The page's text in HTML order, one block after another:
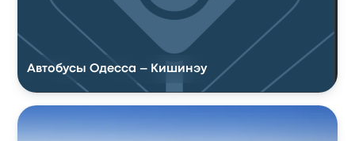
Автобусы Одесса – Кишинэу